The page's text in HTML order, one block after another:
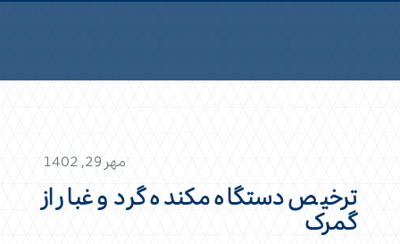
مهر 29, 1402
ترخیص دستگاه مکنده گرد و غبار از
گمرک